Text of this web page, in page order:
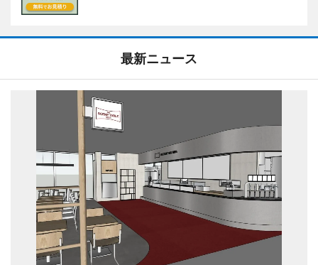
最新ニュース